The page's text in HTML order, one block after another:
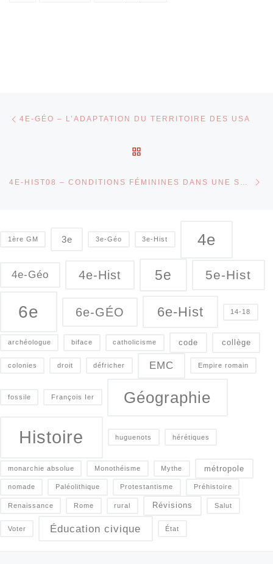
4E-GÉO – L’ADAPTATION DU TERRITOIRE DES USA
1ère GM 3e 3e-Géo 3e-Hist 4e
4e-Géo 4e-Hist 5e 5e-Hist
6e 6e-GÉO 6e-Hist 14-18
archéologue biface catholicisme code collège
colonies droit défricher EMC Empire romain
fossile François Ier Géographie
Histoire huguenots hérétiques
monarchie absolue Monothéisme Mythe métropole
nomade Paléolithique Protestantisme Préhistoire
Renaissance Rome rural Révisions Salut
Voter Éducation civique État